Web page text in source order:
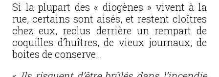
Si la plupart des « diogènes » vivent à la
rue, certains sont aisés, et restent cloîtres
chez eux, reclus derrière un rempart de
coquilles d’huîtres, de vieux journaux, de
boites de conserve…